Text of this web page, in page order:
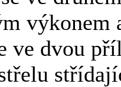
ve dvou